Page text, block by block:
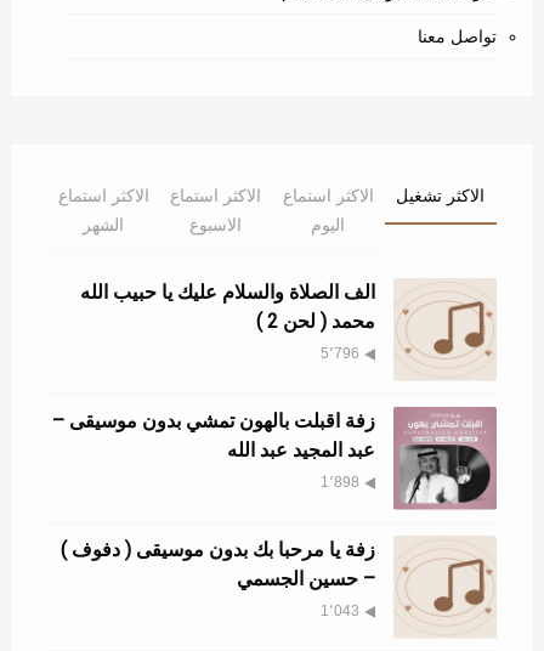
تواصل معنا
الاكثر تشغيل
الاكثر استماع
اليوم
الاكثر استماع
الاسبوع
الاكثر استماع
الشهر
الف الصلاة والسلام عليك يا حبيب الله
محمد ( لحن 2 )
5٬796
زفة اقبلت بالهون تمشي بدون موسيقى –
عبد المجيد عبد الله
1٬898
زفة يا مرحبا بك بدون موسيقى ( دفوف )
– حسين الجسمي
1٬043